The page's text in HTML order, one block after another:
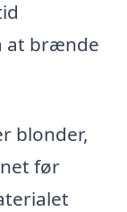
at brænde
blonder,
før